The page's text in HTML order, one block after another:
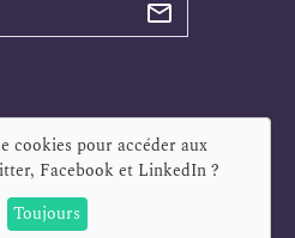
cookies pour accéder aux
Facebook et LinkedIn?
Toujours